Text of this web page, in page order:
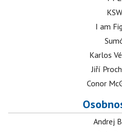
KSW
I am
Karlos
Jiří
Conor
Andrej